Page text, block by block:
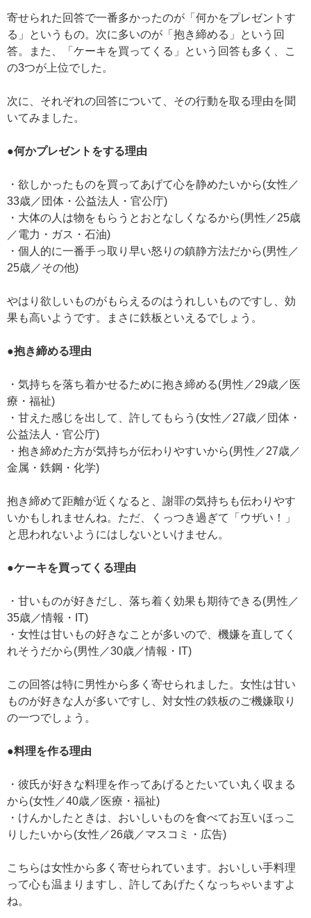
寄せられた回答で一番多かったのが「何かをプレゼントす
る」というもの。次に多いのが「抱き締める」という回
答。また、「ケーキを買ってくる」という回答も多く、こ
の3つが上位でした。
次に、それぞれの回答について、その行動を取る理由を聞
いてみました。
●何かプレゼントをする理由
・欲しかったものを買ってあげて心を静めたいから(女性／
33歳／団体・公益法人・官公庁)
・大体の人は物をもらうとおとなしくなるから(男性／25歳
／電力・ガス・石油)
・個人的に一番手っ取り早い怒りの鎮静方法だから(男性／
25歳／その他)
やはり欲しいものがもらえるのはうれしいものですし、効
果も高いようです。まさに鉄板といえるでしょう。
●抱き締める理由
・気持ちを落ち着かせるために抱き締める(男性／29歳／医
療・福祉)
・甘えた感じを出して、許してもらう(女性／27歳／団体・
公益法人・官公庁)
・抱き締めた方が気持ちが伝わりやすいから(男性／27歳／
金属・鉄鋼・化学)
抱き締めて距離が近くなると、謝罪の気持ちも伝わりやす
いかもしれませんね。ただ、くっつき過ぎて「ウザい！」
と思われないようにはしないといけません。
●ケーキを買ってくる理由
・甘いものが好きだし、落ち着く効果も期待できる(男性／
35歳／情報・IT)
・女性は甘いもの好きなことが多いので、機嫌を直してく
れそうだから(男性／30歳／情報・IT)
この回答は特に男性から多く寄せられました。女性は甘い
ものが好きな人が多いですし、対女性の鉄板のご機嫌取り
の一つでしょう。
●料理を作る理由
・彼氏が好きな料理を作ってあげるとたいてい丸く収まる
から(女性／40歳／医療・福祉)
・けんかしたときは、おいしいものを食べてお互いほっこ
りしたいから(女性／26歳／マスコミ・広告)
こちらは女性から多く寄せられています。おいしい手料理
って心も温まりますし、許してあげたくなっちゃいますよ
ね。